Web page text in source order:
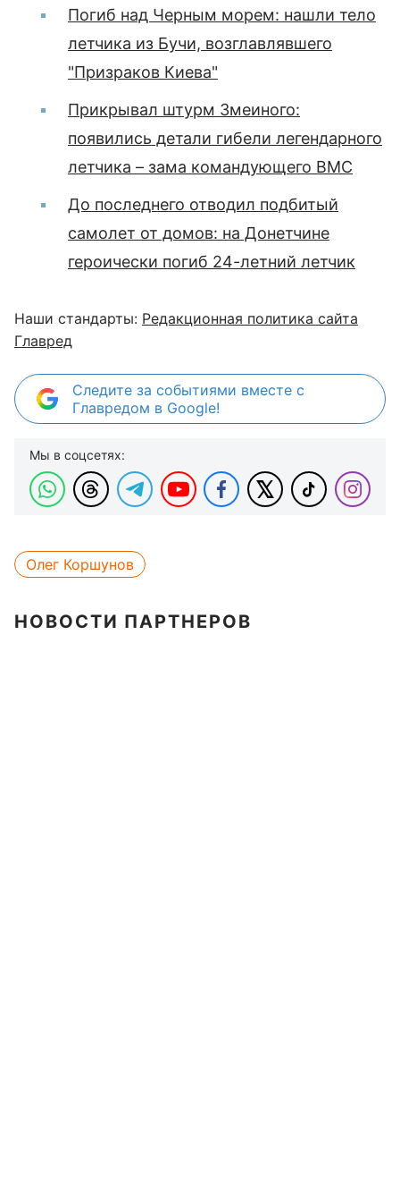
Погиб над Черным морем: нашли тело
летчика из Бучи, возглавлявшего
"Призраков Киева"
Прикрывал штурм Змеиного:
появились детали гибели легендарного
летчика – зама командующего ВМС
До последнего отводил подбитый
самолет от домов: на Донетчине
героически погиб 24-летний летчик
Наши стандарты: Редакционная политика сайта
Главред
Следите за событиями вместе с
Главредом в Google!
Мы в соцсетях:
Олег Коршунов
НОВОСТИ ПАРТНЕРОВ